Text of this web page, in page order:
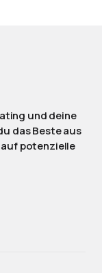
und deine
das Beste aus
potenzielle